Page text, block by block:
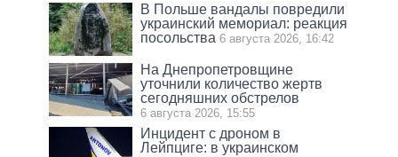
В Польше вандалы повредили
украинский мемориал: реакция
посольства 6 августа 2026, 16:42
На Днепропетровщине
уточнили количество жертв
сегодняшних обстрелов
6 августа 2026, 15:55
Инцидент с дроном в
Лейпциге: в украинском